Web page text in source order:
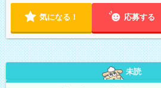
気になる！ 応募する
未読